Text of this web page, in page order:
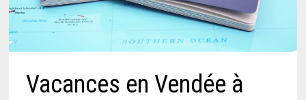
Vacances en Vendée à